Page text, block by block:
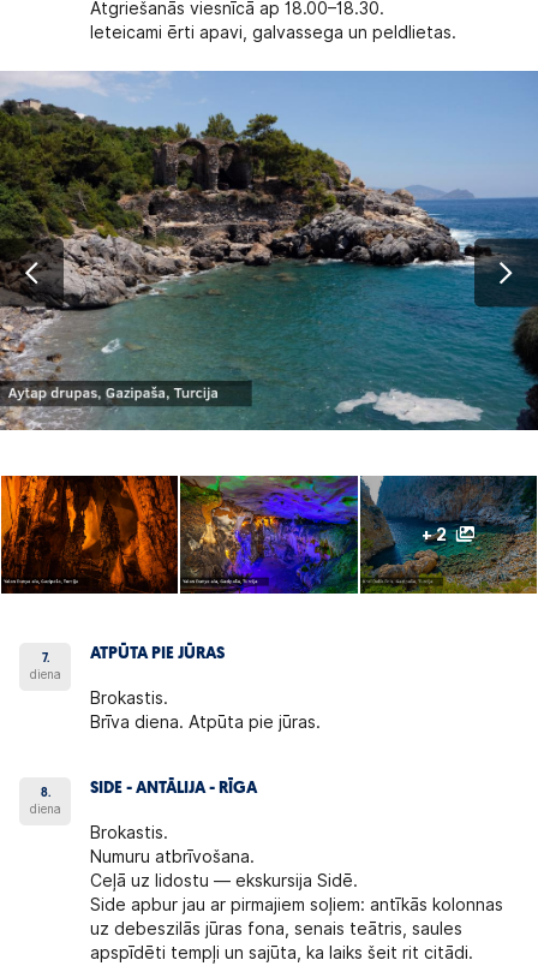
Atgriešanās viesnīcā ap 18.00–18.30.
Ieteicami ērti apavi, galvassega un peldlietas.
+ 2
7.
diena
ATPŪTA PIE JŪRAS
Brokastis.
Brīva diena. Atpūta pie jūras.
8.
diena
SIDE - ANTĀLIJA - RĪGA
Brokastis.
Numuru atbrīvošana.
Ceļā uz lidostu —ekskursija Sidē.
Side apbur jau ar pirmajiem soļiem: antīkās kolonnas
uz debeszilās jūras fona, senais teātris, saules
apspīdēti tempļi un sajūta, ka laiks šeit rit citādi.